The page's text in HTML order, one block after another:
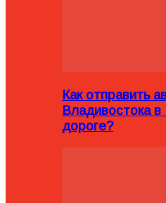
Как отправить
Владивостока
дороге?